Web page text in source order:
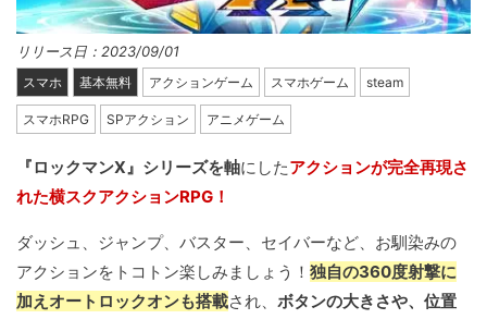
リリース日：2023/09/01
スマホ 基本無料 アクションゲーム スマホゲーム steam
スマホRPG SPアクション アニメゲーム
『ロックマンX』シリーズを軸にしたアクションが完全再現さ
れた横スクアクションRPG！
ダッシュ、ジャンプ、バスター、セイバーなど、お馴染みの
アクションをトコトン楽しみましょう！ 独自の360度射撃に
加えオートロックオンも搭載され、 ボタンの大きさや、位置